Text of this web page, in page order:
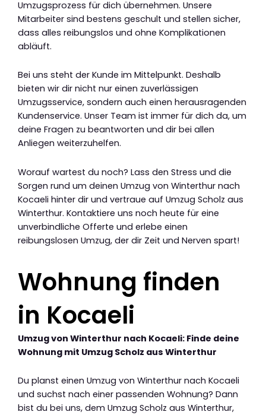
Umzugsprozess für dich übernehmen. Unsere
Mitarbeiter sind bestens geschult und stellen sicher,
dass alles reibungslos und ohne Komplikationen
abläuft.
Bei uns steht der Kunde im Mittelpunkt. Deshalb
bieten wir dir nicht nur einen zuverlässigen
Umzugsservice, sondern auch einen herausragenden
Kundenservice. Unser Team ist immer für dich da, um
deine Fragen zu beantworten und dir bei allen
Anliegen weiterzuhelfen.
Worauf wartest du noch? Lass den Stress und die
Sorgen rund um deinen Umzug von Winterthur nach
Kocaeli hinter dir und vertraue auf Umzug Scholz aus
Winterthur. Kontaktiere uns noch heute für eine
unverbindliche Offerte und erlebe einen
reibungslosen Umzug, der dir Zeit und Nerven spart!
Wohnung finden
in Kocaeli
Umzug von Winterthur nach Kocaeli: Finde deine
Wohnung mit Umzug Scholz aus Winterthur
Du planst einen Umzug von Winterthur nach Kocaeli
und suchst nach einer passenden Wohnung? Dann
bist du bei uns, dem Umzug Scholz aus Winterthur,